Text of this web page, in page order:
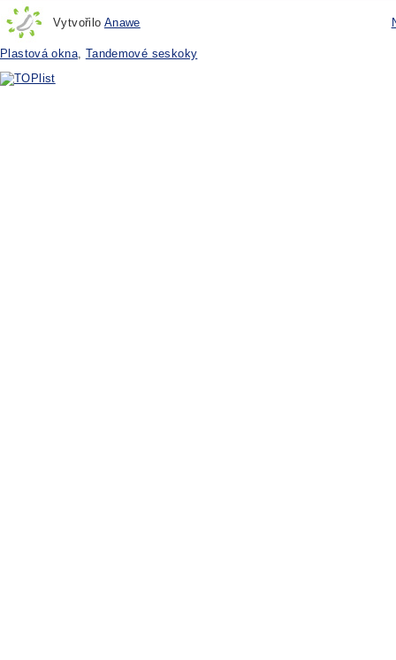
Vytvořilo Anawe
Plastová okna, Tandemové seskoky